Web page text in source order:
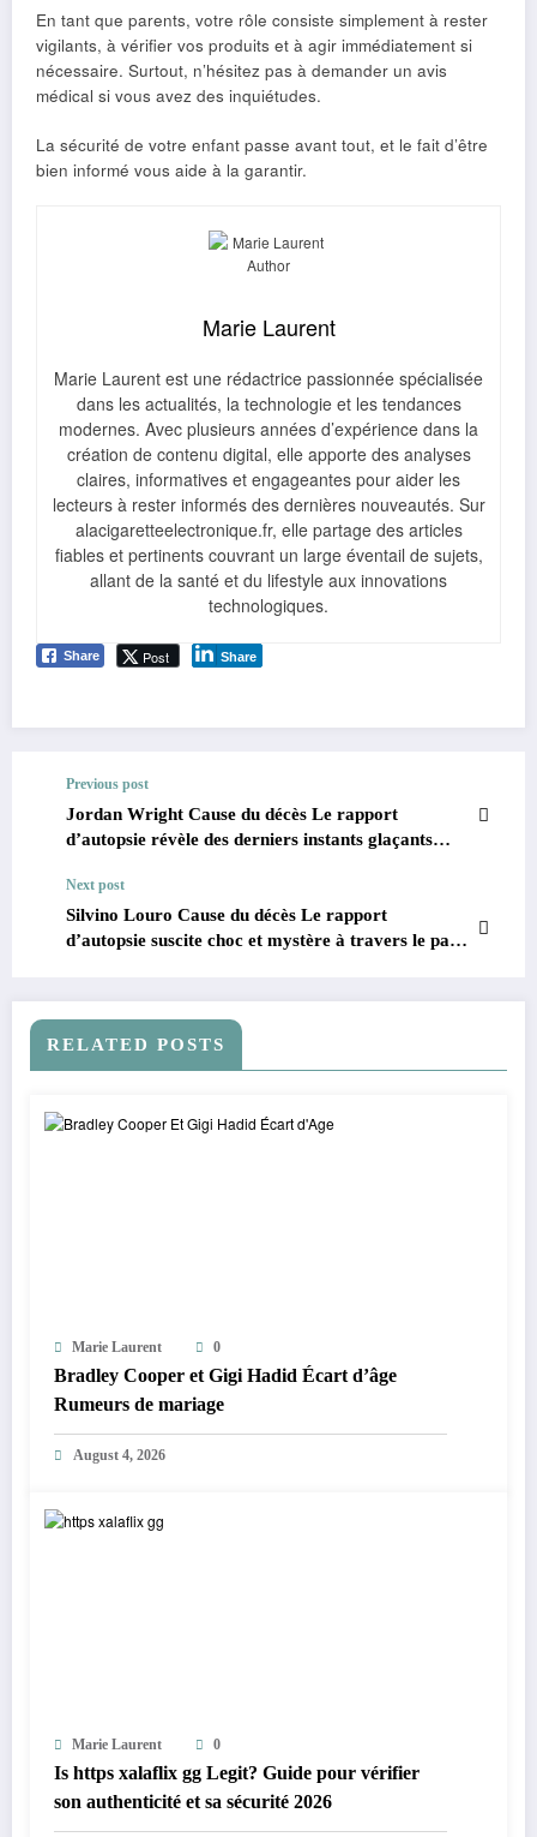
En tant que parents, votre rôle consiste simplement à rester
vigilants, à vérifier vos produits et à agir immédiatement si
nécessaire. Surtout, n’hésitez pas à demander un avis
médical si vous avez des inquiétudes.
La sécurité de votre enfant passe avant tout, et le fait d’être
bien informé vous aide à la garantir.
Marie Laurent
Marie Laurent est une rédactrice passionnée spécialisée
dans les actualités, la technologie et les tendances
modernes. Avec plusieurs années d’expérience dans la
création de contenu digital, elle apporte des analyses
claires, informatives et engageantes pour aider les
lecteurs à rester informés des dernières nouveautés. Sur
alacigaretteelectronique.fr, elle partage des articles
fiables et pertinents couvrant un large éventail de sujets,
allant de la santé et du lifestyle aux innovations
technologiques.
Share Post Share
Previous post
Jordan Wright Cause du décès Le rapport
d’autopsie révèle des derniers instants glaçants
Next post
Silvino Louro Cause du décès Le rapport
d’autopsie suscite choc et mystère à travers le pays
RELATED POSTS
Marie Laurent 0
Bradley Cooper et Gigi Hadid Écart d’âge
Rumeurs de mariage
August 4, 2026
Marie Laurent 0
Is https xalaflix gg Legit? Guide pour vérifier
son authenticité et sa sécurité 2026